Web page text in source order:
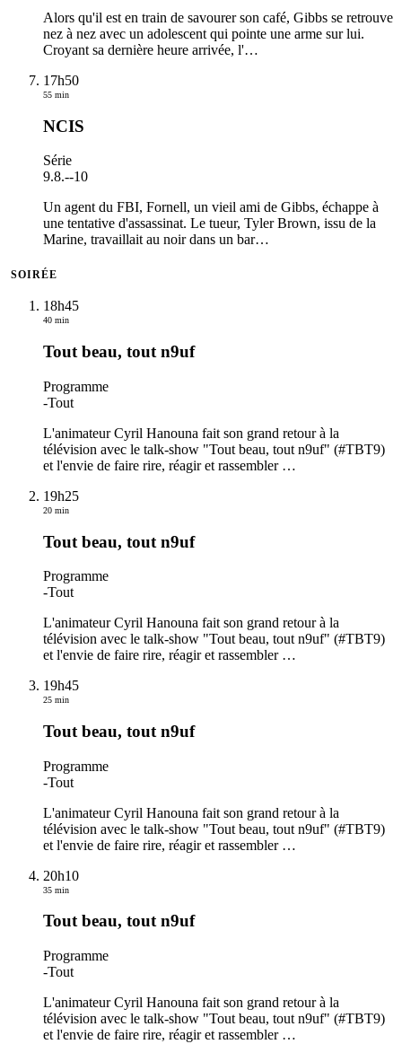
Alors qu'il est en train de savourer son café, Gibbs se retrouve
nez à nez avec un adolescent qui pointe une arme sur lui.
Croyant sa dernière heure arrivée, l'…
17h50
55 min
NCIS
Série
9.8.--10
Un agent du FBI, Fornell, un vieil ami de Gibbs, échappe à
une tentative d'assassinat. Le tueur, Tyler Brown, issu de la
Marine, travaillait au noir dans un bar…
SOIRÉE
18h45
40 min
Tout beau, tout n9uf
Programme
-Tout
L'animateur Cyril Hanouna fait son grand retour à la
télévision avec le talk-show "Tout beau, tout n9uf" (#TBT9)
et l'envie de faire rire, réagir et rassembler …
19h25
20 min
Tout beau, tout n9uf
Programme
-Tout
L'animateur Cyril Hanouna fait son grand retour à la
télévision avec le talk-show "Tout beau, tout n9uf" (#TBT9)
et l'envie de faire rire, réagir et rassembler …
19h45
25 min
Tout beau, tout n9uf
Programme
-Tout
L'animateur Cyril Hanouna fait son grand retour à la
télévision avec le talk-show "Tout beau, tout n9uf" (#TBT9)
et l'envie de faire rire, réagir et rassembler …
20h10
35 min
Tout beau, tout n9uf
Programme
-Tout
L'animateur Cyril Hanouna fait son grand retour à la
télévision avec le talk-show "Tout beau, tout n9uf" (#TBT9)
et l'envie de faire rire, réagir et rassembler …